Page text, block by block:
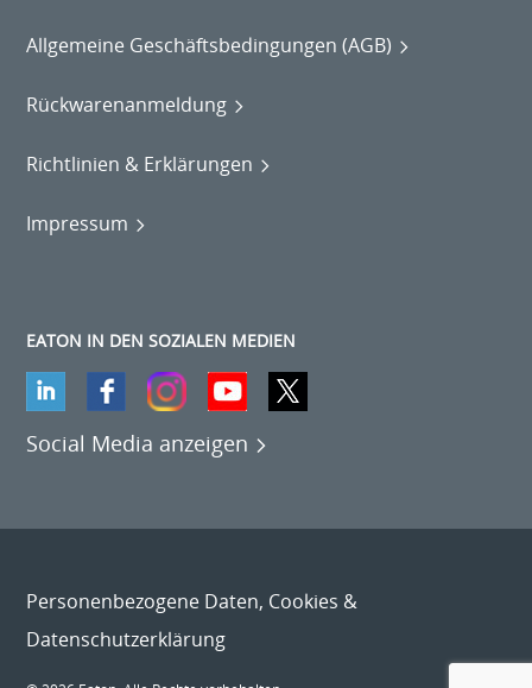
Allgemeine Geschäftsbedingungen (AGB)
Rückwarenanmeldung
Richtlinien & Erklärungen
Impressum
EATON IN DEN SOZIALEN MEDIEN
Social Media anzeigen
Personenbezogene Daten, Cookies &
Datenschutzerklärung